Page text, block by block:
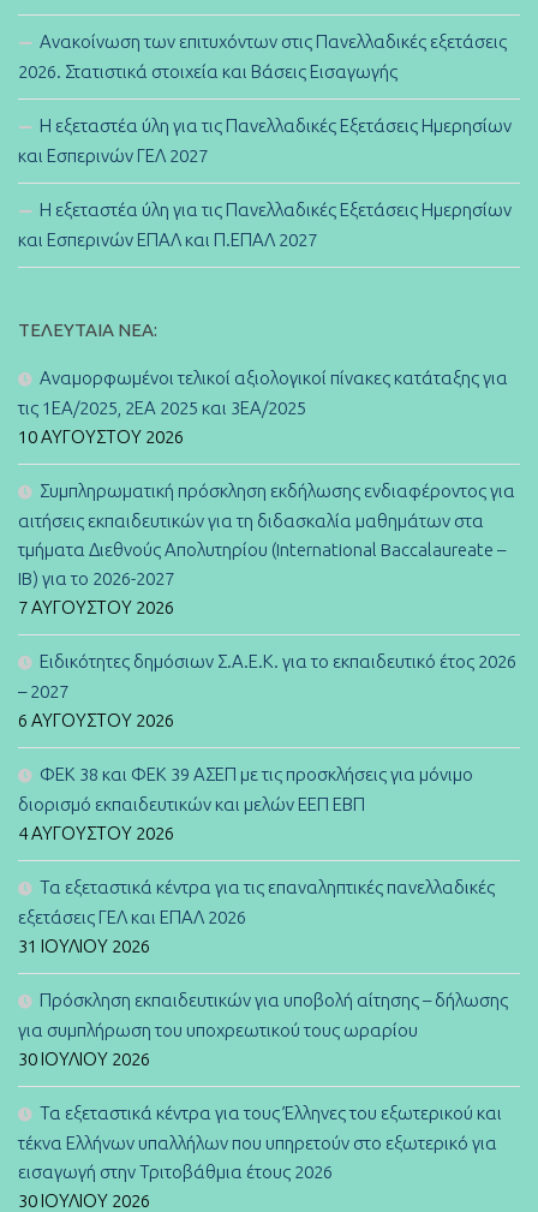
Ανακοίνωση των επιτυχόντων στις Πανελλαδικές εξετάσεις
2026. Στατιστικά στοιχεία και Βάσεις Εισαγωγής
Η εξεταστέα ύλη για τις Πανελλαδικές Εξετάσεις Ημερησίων
και Εσπερινών ΓΕΛ 2027
Η εξεταστέα ύλη για τις Πανελλαδικές Εξετάσεις Ημερησίων
και Εσπερινών ΕΠΑΛ και Π.ΕΠΑΛ 2027
ΤΕΛΕΥΤΑΊΑ ΝΈΑ:
Αναμορφωμένοι τελικοί αξιολογικοί πίνακες κατάταξης για
τις 1ΕΑ/2025, 2ΕΑ 2025 και 3ΕΑ/2025
10 ΑΥΓΟΎΣΤΟΥ 2026
Συμπληρωματική πρόσκληση εκδήλωσης ενδιαφέροντος για
αιτήσεις εκπαιδευτικών για τη διδασκαλία μαθημάτων στα
τμήματα Διεθνούς Απολυτηρίου (International Baccalaureate –
IB) για το 2026-2027
7 ΑΥΓΟΎΣΤΟΥ 2026
Ειδικότητες δημόσιων Σ.Α.Ε.Κ. για το εκπαιδευτικό έτος 2026
– 2027
6 ΑΥΓΟΎΣΤΟΥ 2026
ΦΕΚ 38 και ΦΕΚ 39 ΑΣΕΠ με τις προσκλήσεις για μόνιμο
διορισμό εκπαιδευτικών και μελών ΕΕΠ ΕΒΠ
4 ΑΥΓΟΎΣΤΟΥ 2026
Τα εξεταστικά κέντρα για τις επαναληπτικές πανελλαδικές
εξετάσεις ΓΕΛ και ΕΠΑΛ 2026
31 ΙΟΥΛΊΟΥ 2026
Πρόσκληση εκπαιδευτικών για υποβολή αίτησης – δήλωσης
για συμπλήρωση του υποχρεωτικού τους ωραρίου
30 ΙΟΥΛΊΟΥ 2026
Τα εξεταστικά κέντρα για τους Έλληνες του εξωτερικού και
τέκνα Ελλήνων υπαλλήλων που υπηρετούν στο εξωτερικό για
εισαγωγή στην Τριτοβάθμια έτους 2026
30 ΙΟΥΛΊΟΥ 2026